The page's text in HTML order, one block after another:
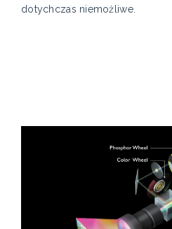
dotychczas niemożliwe.